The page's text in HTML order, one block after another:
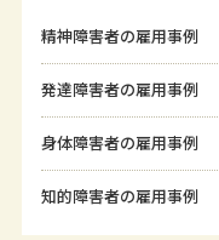
精神障害者の雇用事例
発達障害者の雇用事例
身体障害者の雇用事例
知的障害者の雇用事例